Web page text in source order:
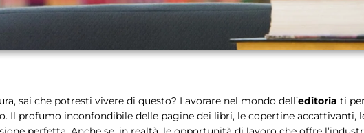
sai che potresti vivere di questo? Lavorare nel mondo dell’editoria ti
Il profumo inconfondibile delle pagine dei libri, le copertine